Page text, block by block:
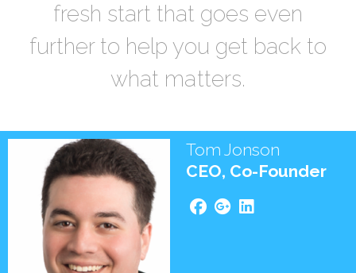
fresh start that goes even
further to help you get back to
what matters.
Tom Jonson
CEO, Co-Founder